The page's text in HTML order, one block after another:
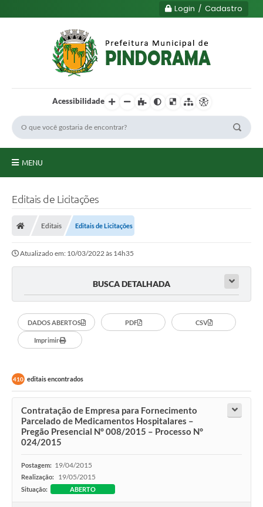
Login / Cadastro
Acessibilidade
MENU
Transparência
Ouvidoria
Audiências Públicas
Arquivos para Download
Carta de Serviços
Notícias
Turismo
Obras
Galeria de Vídeos
Editais de Licitações
Editais Editais de Licitações
Atualizado em: 10/03/2022 às 14h35
BUSCA DETALHADA
DADOS ABERTOS PDF CSV
Imprimir
410 editais encontrados
Contratação de Empresa para Fornecimento
Parcelado de Medicamentos Hospitalares –
Pregão Presencial N° 008/2015 – Processo N°
024/2015
Postagem: 19/04/2015
Realização: 19/05/2015
Situação: ABERTO